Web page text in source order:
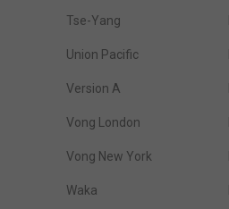
Tse-Yang
Union Pacific
Version A
Vong London
Vong New York
Waka